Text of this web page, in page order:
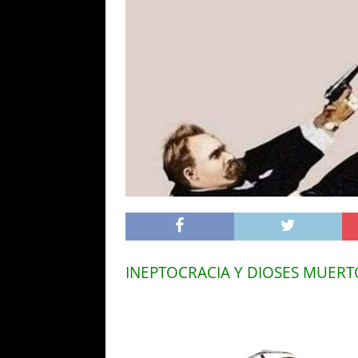
INEPTOCRACIA Y DIOSES